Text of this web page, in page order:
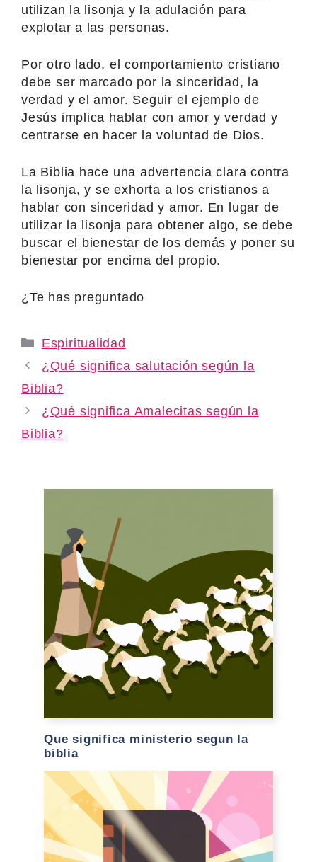
utilizan la lisonja y la adulación para
explotar a las personas.
Por otro lado, el comportamiento cristiano
debe ser marcado por la sinceridad, la
verdad y el amor. Seguir el ejemplo de
Jesús implica hablar con amor y verdad y
centrarse en hacer la voluntad de Dios.
La Biblia hace una advertencia clara contra
la lisonja, y se exhorta a los cristianos a
hablar con sinceridad y amor. En lugar de
utilizar la lisonja para obtener algo, se debe
buscar el bienestar de los demás y poner su
bienestar por encima del propio.
¿Te has preguntado
Categories
Espiritualidad
¿Qué significa salutación según la
Biblia?
¿Qué significa Amalecitas según la
Biblia?
Que significa ministerio segun la
biblia